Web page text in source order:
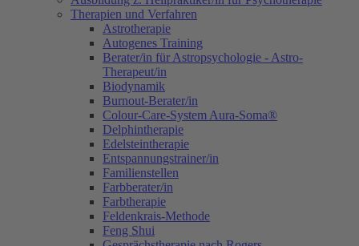
Therapien und Verfahren
Astrotherapie
Autogenes Training
Berater/in für Astropsychologie - Astro-
Therapeut/in
Biodynamik
Burnout-Berater/in
Colour-Care-System Aura-Soma®
Delphintherapie
Edelsteintherapie
Entspannungstrainer/in
Familienstellen
Farbberater/in
Farbtherapie
Feldenkrais-Methode
Feng Shui